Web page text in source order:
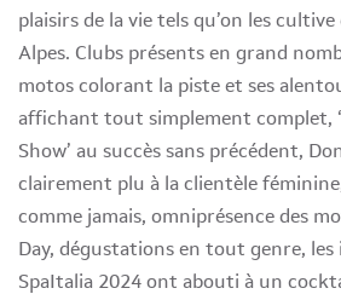
plaisirs de la vie tels qu’on les
Alpes. Clubs présents en grand
motos colorant la piste et ses
affichant tout simplement complet,
Show’ au succès sans précédent,
clairement plu à la clientèle
comme jamais, omniprésence des
Day, dégustations en tout genre,
SpaItalia 2024 ont abouti à un